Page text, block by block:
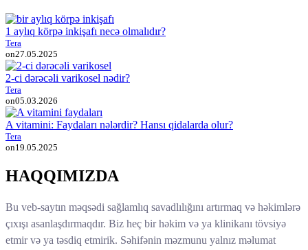
1 aylıq körpə inkişafı necə olmalıdır?
Tera
on27.05.2025
2-ci dərəcəli varikosel nədir?
Tera
on05.03.2026
A vitamini: Faydaları nələrdir? Hansı qidalarda olur?
Tera
on19.05.2025
HAQQIMIZDA
Bu veb-saytın məqsədi sağlamlıq savadlılığını artırmaq və həkimlərə
çıxışı asanlaşdırmaqdır. Biz heç bir həkim və ya klinikanı tövsiyə
etmir və ya təsdiq etmirik. Səhifənin məzmunu yalnız məlumat